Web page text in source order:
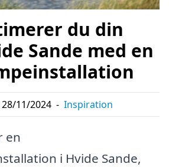
du din
Sande med en
28/11/2024 - Inspiration
en
i Hvide Sande,